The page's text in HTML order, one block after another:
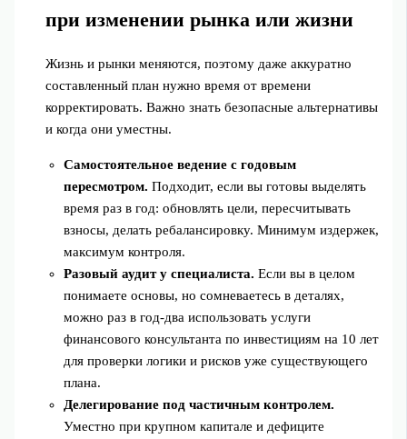
при изменении рынка или жизни
Жизнь и рынки меняются, поэтому даже аккуратно
составленный план нужно время от времени
корректировать. Важно знать безопасные альтернативы
и когда они уместны.
Самостоятельное ведение с годовым
пересмотром. Подходит, если вы готовы выделять
время раз в год: обновлять цели, пересчитывать
взносы, делать ребалансировку. Минимум издержек,
максимум контроля.
Разовый аудит у специалиста. Если вы в целом
понимаете основы, но сомневаетесь в деталях,
можно раз в год‑два использовать услуги
финансового консультанта по инвестициям на 10 лет
для проверки логики и рисков уже существующего
плана.
Делегирование под частичным контролем.
Уместно при крупном капитале и дефиците